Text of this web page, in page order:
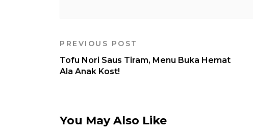
PREVIOUS POST
Tofu Nori Saus Tiram, Menu Buka Hemat
Ala Anak Kost!
You May Also Like